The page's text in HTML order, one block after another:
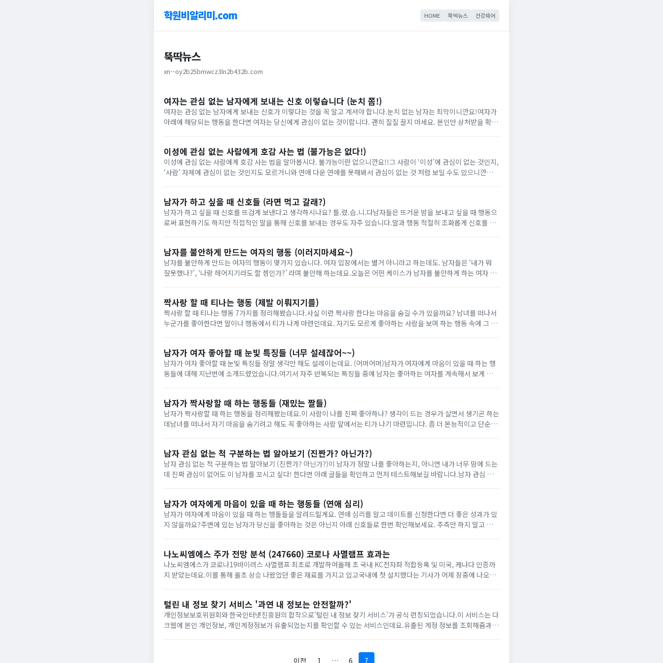
학원비알리미.com HOME 뚝딱뉴스 건강쉐어
뚝딱뉴스
xn--oy2b25bmwcz3ln2b432b.com
여자는 관심 없는 남자에게 보내는 신호 이렇습니다 (눈치 쫌!)
여자는 관심 없는 남자에게 보내는 신호가 이렇다는 것을 꼭 알고 계셔야 합니다.눈치 없는 남자는 최악이니깐요!여자가
아래에 해당되는 행동을 한다면 여자는 당신에게 관심이 없는 것이랍니다. 괜히 질질 끌지 마세요. 본인만 상처받을 확률
이성에 관심 없는 사람에게 호감 사는 법 (불가능은 없다!)
이성에 관심 없는 사람에게 호감 사는 법을 알아봅시다. 불가능이란 없으니깐요!!그 사람이 ‘이성’에 관심이 없는 것인지,
‘사람’ 자체에 관심이 없는 것인지도 모르거니와 연애 다운 연애를 못해봐서 관심이 없는 것 처럼 보일 수도 있으니깐요.
남자가 하고 싶을 때 신호들 (라면 먹고 갈래?)
남자가 하고 싶을 때 신호를 뜨겁게 보낸다고 생각하시나요? 틀.렸.습.니.다남자들은 뜨거운 밤을 보내고 싶을 때 행동으
로써 표현하기도 하지만 직접적인 말을 통해 신호를 보내는 경우도 자주 있습니다.말과 행동 적절히 조화롭게 신호를 보
남자를 불안하게 만드는 여자의 행동 (이러지마세요~)
남자를 불안하게 만드는 여자의 행동이 몇가지 있습니다. 여자 입장에서는 별거 아니라고 하는데도. 남자들은 ‘내가 뭐
잘못했나?’, ‘나랑 헤어지기라도 할 셈인가?’ 라며 불안해 하는데요.오늘은 어떤 케이스가 남자를 불안하게 하는 여자 행
짝사랑 할 때 티나는 행동 (제발 이뤄지기를)
짝사랑 할 때 티나는 행동 7가지를 정리해봤습니다.사실 이런 짝사랑 한다는 마음을 숨길 수가 있을까요? 남녀를 떠나서
누군가를 좋아한다면 말이나 행동에서 티가 나게 마련인데요. 자기도 모르게 좋아하는 사람을 보며 하는 행동 속에 그 사
남자가 여자 좋아할 때 눈빛 특징들 (너무 설레잖어~~)
남자가 여자 좋아할 때 눈빛 특징들 정말 생각만 해도 설레이는데요. (어머어머)남자가 여자에게 마음이 있을 때 하는 행
동들에 대해 지난번에 소개드렸었습니다.여기서 자주 반복되는 특징들 중에 남자는 좋아하는 여자를 계속해서 보게 되고
남자가 짝사랑할 때 하는 행동들 (재밌는 짤들)
남자가 짝사랑할 때 하는 행동을 정리해봤는데요.이 사람이 나를 진짜 좋아하나? 생각이 드는 경우가 살면서 생기곤 하는
데남녀를 떠나서 자기 마음을 숨기려고 해도 꼭 좋아하는 사람 앞에서는 티가 나기 마련입니다. 좀 더 본능적이고 단순한
남자 관심 없는 척 구분하는 법 알아보기 (진짠가? 아닌가?)
남자 관심 없는 척 구분하는 법 알아보기 (진짠가? 아닌가?)이 남자가 정말 나를 좋아하는지, 아니면 내가 너무 맘에 드는
데 진짜 관심이 없어도 이 남자를 꼬시고 싶다! 한다면 아래 글들을 확인하고 먼저 테스트해보길 바랍니다.남자 관심 없
남자가 여자에게 마음이 있을 때 하는 행동들 (연애 심리)
남자가 여자에게 마음이 있을 때 하는 행돌들을 알려드릴게요. 연애 심리를 알고 데이트를 신청한다면 더 좋은 성과가 있
지 않을까요?주변에 있는 남자가 당신을 좋아하는 것은 아닌지 아래 신호들로 한번 확인해보세요. 추측만 하지 말고 상대
나노씨엠에스 주가 전망 분석 (247660) 코로나 사멸램프 효과는
나노씨엠에스가 코로나19바이러스 사멸램프 최초로 개발하여올해 초 국내 KC전자파 적합등록 및 미국, 캐나다 인증까
지 받았는데요.이를 통해 올초 상승 나왔었던 좋은 재료를 가지고 있고국내에 첫 설치했다는 기사가 어제 장중에 나오면
털린 내 정보 찾기 서비스 '과연 내 정보는 안전할까?'
개인정보보호위원회와 한국인터넷진흥원의 합작으로'털린 내 정보 찾기 서비스'가 공식 런칭되었습니다.이 서비스는 다
크웹에 본인 개인정보, 개인계정정보가 유출되었는지를 확인할 수 있는 서비스인데요.유출된 계정 정보를 조회해줌과
이전
1 … 6 7